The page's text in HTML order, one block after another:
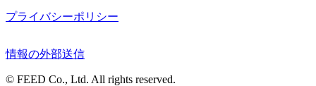
プライバシーポリシー
情報の外部送信
© FEED Co., Ltd. All rights reserved.